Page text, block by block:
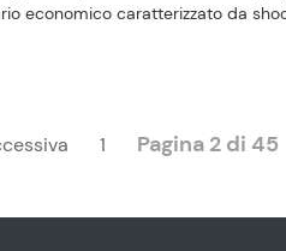
economico caratterizzato da
1 Pagina 2 di 45